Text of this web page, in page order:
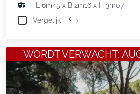
L 6m45 x B 2m16 x H 3m07
Vergelijk
WORDT VERWACHT: